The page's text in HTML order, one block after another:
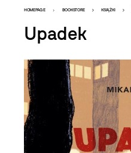
Bookstore
-
szablon
szczegóły
HOMEPAGE BOOKSTORE KSIĄŻKI
Upadek